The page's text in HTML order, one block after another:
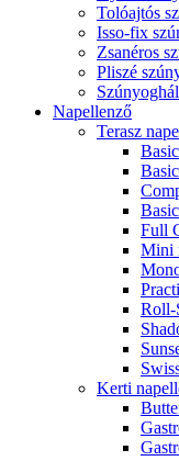
Tolóajtós
Isso-fix
Zsanéros
Pliszé
Napellenző
Terasz
Full
Mini
Roll-
Kerti